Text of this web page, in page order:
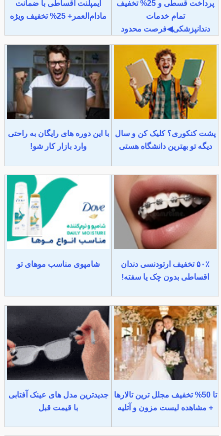
پرداخت قسطی و 25% تخفیف
تمام خدمات
دندانپزشکی◀فرصت محدود
ایمپلنت اقساطی با ضمانت
مادام‌العمر+ 25% تخفیف ویژه
پشت کنکوری؟ کلیک کن و سال
دیگه تو بهترین دانشگاه هستی
با این دوره های رایگان به راحتی
وارد بازار کار شو!
۵۰٪ تخفیف ارتودنسی دندان
اقساطی بدون چک یا سفته!
شامپوی مناسب موهای تو
تا 50% تخفیف مجلل ترین تالارها
+ مشاهده لیست مزون و آتلیه
جدیدترین مدل های عینک آفتابی
با قیمت قبل